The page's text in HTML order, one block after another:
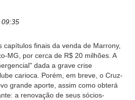
09:35
capítulos finais da venda de Marrony,
MG, por cerca de R$ 20 milhões. A
dada a grave crise
carioca. Porém, em breve, o Cruz-
grande aporte, assim como obterá
a renovação de seus sócios-